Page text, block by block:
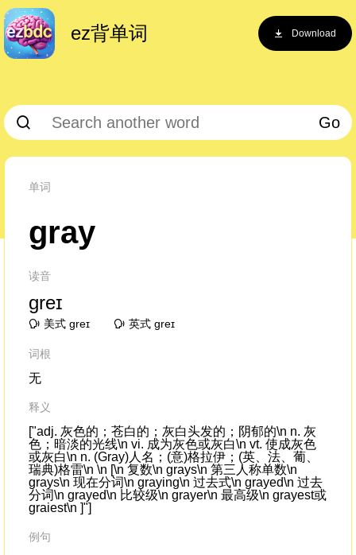
ez背单词 Download
Go
单词
gray
读音
ɡreɪ
美式 ɡreɪ 英式 ɡreɪ
词根
无
释义
["adj. 灰色的；苍白的；灰白头发的；阴郁的\n n. 灰
色；暗淡的光线\n vi. 成为灰色或灰白\n vt. 使成灰色
或灰白\n n. (Gray)人名；(意)格拉伊；(英、法、葡、
瑞典)格雷\n \n [\n 复数\n grays\n 第三人称单数\n
grays\n 现在分词\n graying\n 过去式\n grayed\n 过去
分词\n grayed\n 比较级\n grayer\n 最高级\n grayest或
graiest\n ]"]
例句